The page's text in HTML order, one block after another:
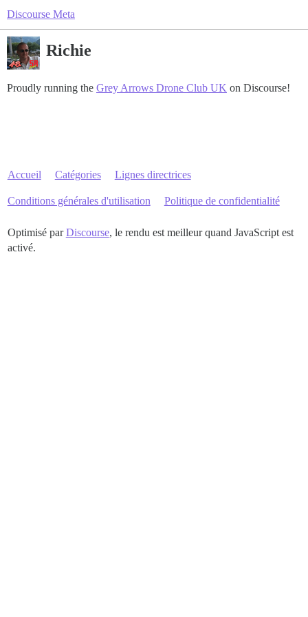
Discourse Meta
Richie
Proudly running the Grey Arrows Drone Club UK on Discourse!
Accueil Catégories Lignes directrices
Conditions générales d'utilisation Politique de confidentialité
Optimisé parDiscourse, le rendu est meilleur quand JavaScript est
activé.